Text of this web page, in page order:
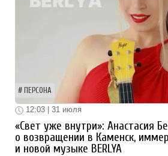
ПЕРСОНА
12:03 | 31 июля
«Свет уже внутри»: Анастасия
о возвращении в Каменск,
и новой музыке BERLYA